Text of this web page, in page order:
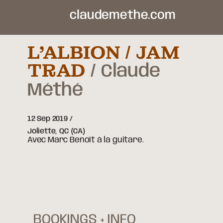
claudemethe.com
L’ALBION / JAM
TRAD
Claude
Méthé
12 Sep 2019
Joliette,QC (CA)
Avec Marc Benoît à la guitare.
BOOKINGS + INFO